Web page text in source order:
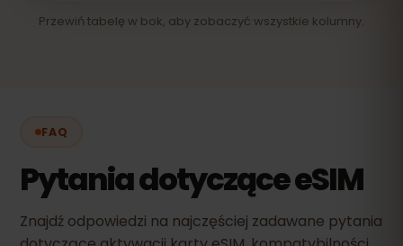
Przewiń tabelę w bok, aby zobaczyć wszystkie kolumny.
FAQ
Pytania dotyczące eSIM
Znajdź odpowiedzi na najczęściej zadawane pytania